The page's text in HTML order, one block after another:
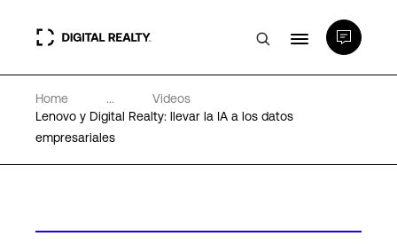
Centros de Datos
PlatformDIGITAL®
Home ...
Videos
Lenovo y Digital Realty: llevar la IA a los datos
empresariales